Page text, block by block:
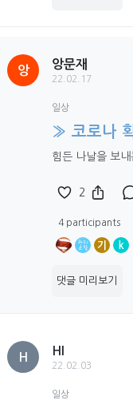
앙
앙문재
22.02.17
일상
» 코로나
힘든 나날을 보
2
4 participants
기 k
댓글 미리보기
H
HI
22.02.03
일상